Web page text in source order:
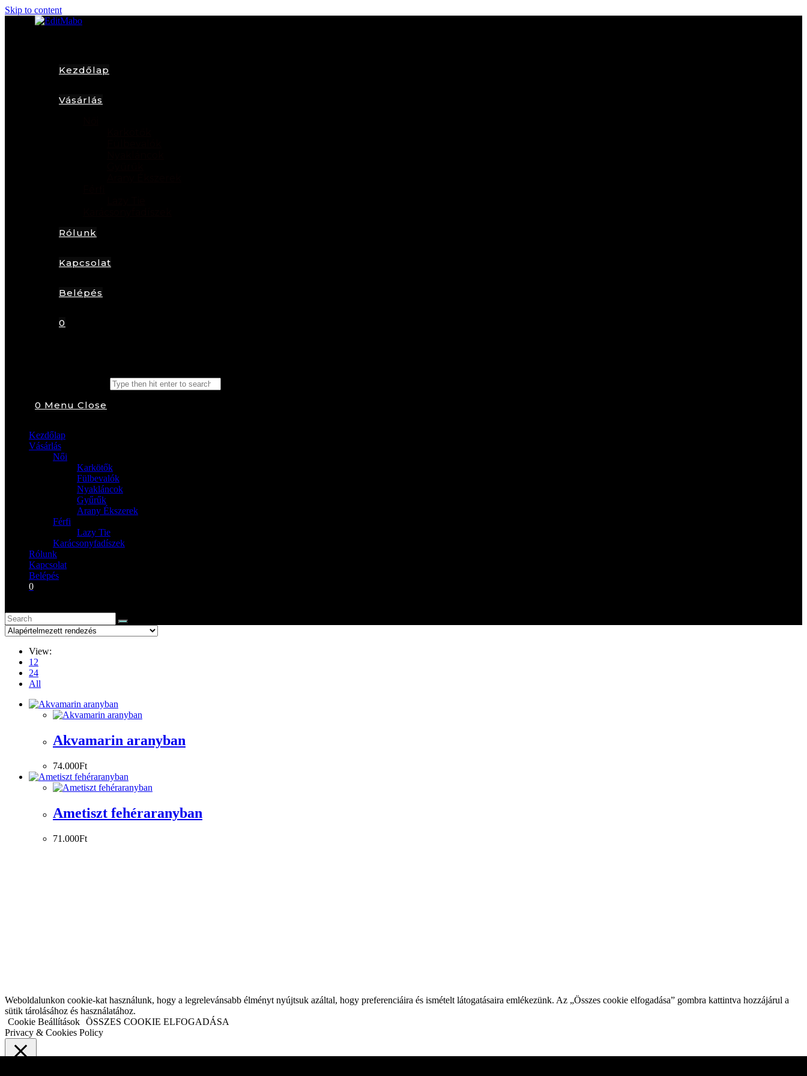
Skip to content
Kezdőlap
Vásárlás
Rólunk
Kapcsolat
Belépés
0
0 Menu Close
Kezdőlap
Vásárlás
Női
Karkötők
Fülbevalók
Nyakláncok
Gyűrűk
Arany Ékszerek
Férfi
Lazy Tie
Karácsonyfadíszek
Rólunk
Kapcsolat
Belépés
0
View:
12
24
All
Akvamarin aranyban
74.000Ft
Ametiszt fehéraranyban
71.000Ft
Weboldalunkon cookie-kat használunk, hogy a legrelevánsabb élményt nyújtsuk azáltal, hogy preferenciáira és ismételt látogatásaira emlékezünk. Az „Összes cookie elfogadása” gombra kattintva hozzájárul a
sütik tárolásához és használatához.
Cookie Beállítások ÖSSZES COOKIE ELFOGADÁSA
Privacy & Cookies Policy